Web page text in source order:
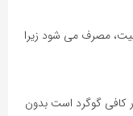
مصرف می شود زیرا
کافی گوگرد است بدون